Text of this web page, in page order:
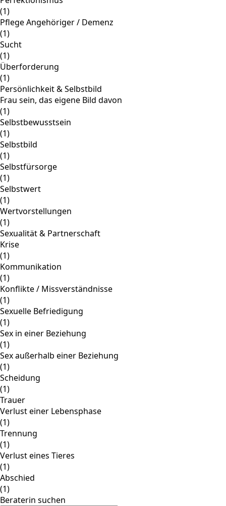
(1)
Pflege Angehöriger / Demenz
(1)
Sucht
(1)
Überforderung
(1)
Persönlichkeit & Selbstbild
Frau sein, das eigene Bild davon
(1)
Selbstbewusstsein
(1)
Selbstbild
(1)
Selbstfürsorge
(1)
Selbstwert
(1)
Wertvorstellungen
(1)
Sexualität & Partnerschaft
Krise
(1)
Kommunikation
(1)
Konflikte / Missverständnisse
(1)
Sexuelle Befriedigung
(1)
Sex in einer Beziehung
(1)
Sex außerhalb einer Beziehung
(1)
Scheidung
(1)
Trauer
Verlust einer Lebensphase
(1)
Trennung
(1)
Verlust eines Tieres
(1)
Abschied
(1)
Beraterin suchen